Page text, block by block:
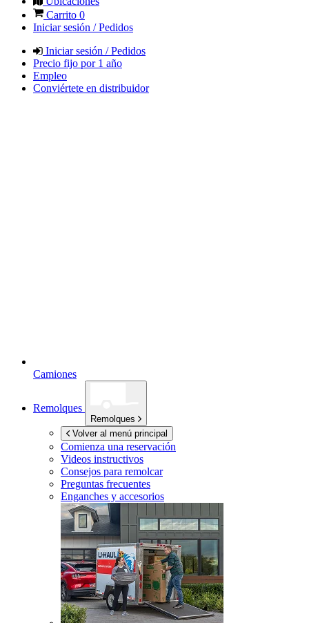
Carrito 0
Iniciar sesión / Pedidos
Iniciar sesión / Pedidos
Precio fijo por 1 año
Empleo
Conviértete en distribuidor
Camiones
Remolques
Remolques
Volver al menú principal
Comienza una reservación
Videos instructivos
Consejos para remolcar
Preguntas frecuentes
Enganches y accesorios